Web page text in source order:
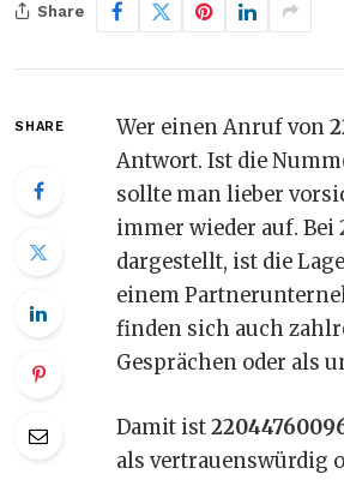
Share
SHARE Wer einen Anruf von
Antwort. Ist die
sollte man lieber
immer wieder auf. Bei
dargestellt, ist die
einem
finden sich auch
Gesprächen oder als
Damit ist
als vertrauenswürdig